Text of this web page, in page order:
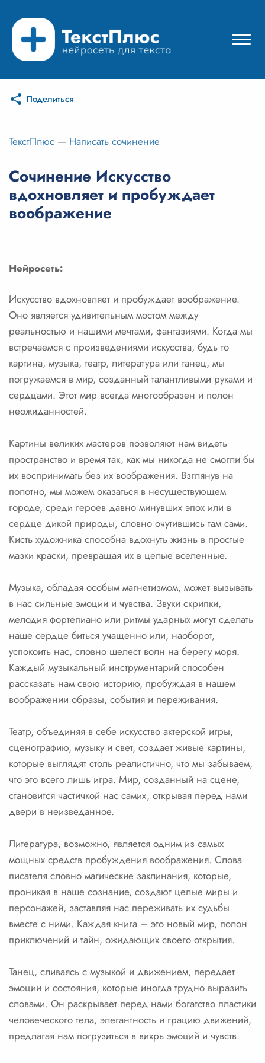
Режимы нейросети
Цены
Вход
Вход с Telegram
Поделиться
ТекстПлюс — Написать сочинение
Сочинение Искусство
вдохновляет и пробуждает
воображение
Нейросеть:
Искусство вдохновляет и пробуждает воображение.
Оно является удивительным мостом между
реальностью и нашими мечтами, фантазиями. Когда мы
встречаемся с произведениями искусства, будь то
картина, музыка, театр, литература или танец, мы
погружаемся в мир, созданный талантливыми руками и
сердцами. Этот мир всегда многообразен и полон
неожиданностей.
Картины великих мастеров позволяют нам видеть
пространство и время так, как мы никогда не смогли бы
их воспринимать без их воображения. Взглянув на
полотно, мы можем оказаться в несуществующем
городе, среди героев давно минувших эпох или в
сердце дикой природы, словно очутившись там сами.
Кисть художника способна вдохнуть жизнь в простые
мазки краски, превращая их в целые вселенные.
Музыка, обладая особым магнетизмом, может вызывать
в нас сильные эмоции и чувства. Звуки скрипки,
мелодия фортепиано или ритмы ударных могут сделать
наше сердце биться учащенно или, наоборот,
успокоить нас, словно шелест волн на берегу моря.
Каждый музыкальный инструментарий способен
рассказать нам свою историю, пробуждая в нашем
воображении образы, события и переживания.
Театр, объединяя в себе искусство актерской игры,
сценографию, музыку и свет, создает живые картины,
которые выглядят столь реалистично, что мы забываем,
что это всего лишь игра. Мир, созданный на сцене,
становится частичкой нас самих, открывая перед нами
двери в неизведанное.
Литература, возможно, является одним из самых
мощных средств пробуждения воображения. Слова
писателя словно магические заклинания, которые,
проникая в наше сознание, создают целые миры и
персонажей, заставляя нас переживать их судьбы
вместе с ними. Каждая книга – это новый мир, полон
приключений и тайн, ожидающих своего открытия.
Танец, сливаясь с музыкой и движением, передает
эмоции и состояния, которые иногда трудно выразить
словами. Он раскрывает перед нами богатство пластики
человеческого тела, элегантность и грацию движений,
предлагая нам погрузиться в вихрь эмоций и чувств.